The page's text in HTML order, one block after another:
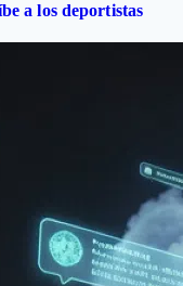
a los deportistas